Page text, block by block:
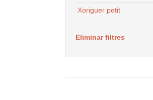
Xoriguer petit
Eliminar filtres